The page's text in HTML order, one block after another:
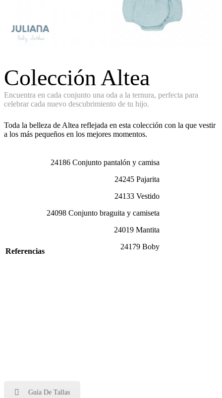
Colección Altea
Encuentra en cada conjunto una oda a la ternura, perfecta para
celebrar cada nuevo descubrimiento de tu hijo.
Toda la belleza de Altea reflejada en esta colección con la que vestir
a los más pequeños en los mejores momentos.
Referencias
24186 Conjunto pantalón y camisa
24245 Pajarita
24133 Vestido
24098 Conjunto braguita y camiseta
24019 Mantita
24179 Boby
Guía De Tallas